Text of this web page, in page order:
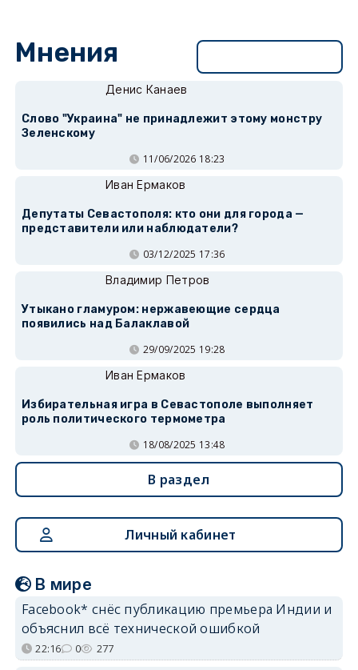
Мнения
Денис Канаев
Слово "Украина" не принадлежит этому монстру
Зеленскому
11/06/2026 18:23
Иван Ермаков
Депутаты Севастополя: кто они для города —
представители или наблюдатели?
03/12/2025 17:36
Владимир Петров
Утыкано гламуром: нержавеющие сердца
появились над Балаклавой
29/09/2025 19:28
Иван Ермаков
Избирательная игра в Севастополе выполняет
роль политического термометра
18/08/2025 13:48
В раздел
Личный кабинет
В мире
Facebook* снёс публикацию премьера Индии и
объяснил всё технической ошибкой
22:16 0 277